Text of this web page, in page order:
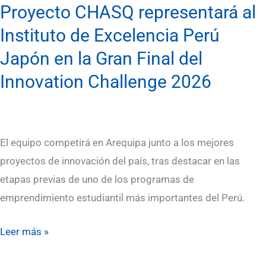
Proyecto CHASQ representará al
Instituto de Excelencia Perú
Japón en la Gran Final del
Innovation Challenge 2026
El equipo competirá en Arequipa junto a los mejores
proyectos de innovación del país, tras destacar en las
etapas previas de uno de los programas de
emprendimiento estudiantil más importantes del Perú.
en
Gran
Final
del
Leer más »